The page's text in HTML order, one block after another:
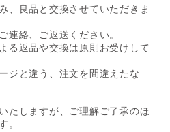
、良品と交換させていただきま
連絡、ご返送ください。
る返品や交換は原則お受けして
ジと違う、注文を間違えたな
たしますが、ご理解ご了承のほ
。